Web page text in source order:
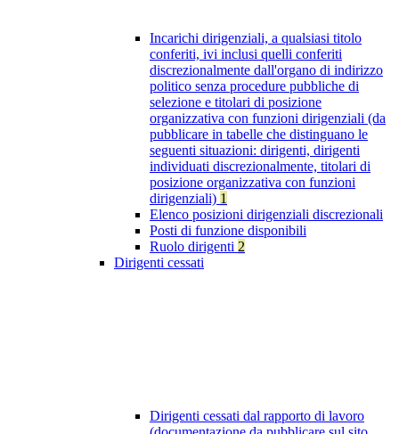
Incarichi dirigenziali, a qualsiasi titolo
conferiti, ivi inclusi quelli conferiti
discrezionalmente dall'organo di indirizzo
politico senza procedure pubbliche di
selezione e titolari di posizione
organizzativa con funzioni dirigenziali (da
pubblicare in tabelle che distinguano le
seguenti situazioni: dirigenti, dirigenti
individuati discrezionalmente, titolari di
posizione organizzativa con funzioni
dirigenziali) 1
Elenco posizioni dirigenziali discrezionali
Posti di funzione disponibili
Ruolo dirigenti 2
Dirigenti cessati
Dirigenti cessati dal rapporto di lavoro